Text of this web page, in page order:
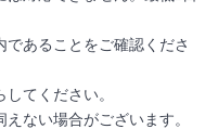
であることをご確認くださ
てください。
ない場合がございます。